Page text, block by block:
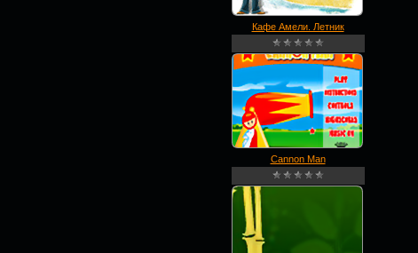
Кафе Амели. Летник
Cannon Man